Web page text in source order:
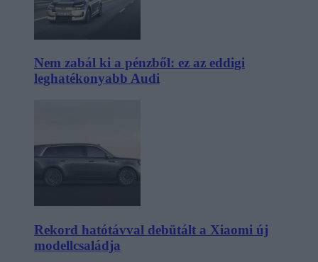
Nem zabál ki a pénzből: ez az eddigi
leghatékonyabb Audi
Rekord hatótávval debütált a Xiaomi új
modellcsaládja